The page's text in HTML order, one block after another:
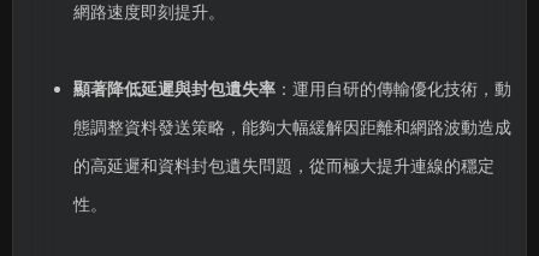
網路速度即刻提升。
顯著降低延遲與封包遺失率：運用自研的傳輸優化技術，動
態調整資料發送策略，能夠大幅緩解因距離和網路波動造成
的高延遲和資料封包遺失問題，從而極大提升連線的穩定
性。